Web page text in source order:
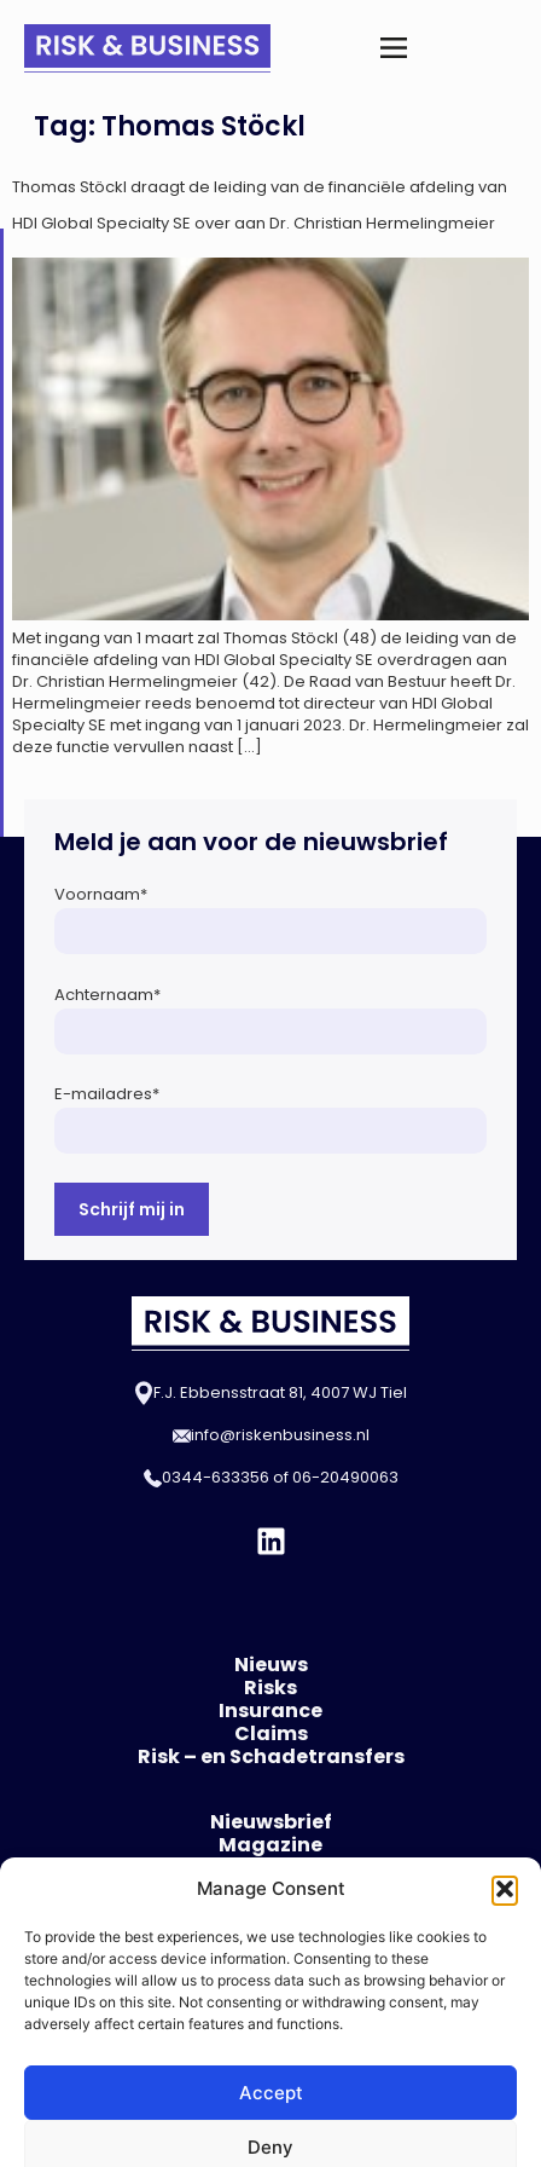
Manage Consent
To provide the best experiences, we use technologies like cookies to
store and/or access device information. Consenting to these
technologies will allow us to process data such as browsing behavior or
unique IDs on this site. Not consenting or withdrawing consent, may
adversely affect certain features and functions.
Accept
Deny
Tag: Thomas Stöckl
Thomas Stöckl draagt de leiding van de financiële afdeling van
HDI Global Specialty SE over aan Dr. Christian Hermelingmeier
Met ingang van 1 maart zal Thomas Stöckl (48) de leiding van de
financiële afdeling van HDI Global Specialty SE overdragen aan
Dr. Christian Hermelingmeier (42). De Raad van Bestuur heeft Dr.
Hermelingmeier reeds benoemd tot directeur van HDI Global
Specialty SE met ingang van 1 januari 2023. Dr. Hermelingmeier zal
deze functie vervullen naast […]
Meld je aan voor de nieuwsbrief
Voornaam*
Achternaam*
E-mailadres*
F.J. Ebbensstraat 81, 4007 WJ Tiel
info@riskenbusiness.nl
0344-633356 of06-20490063
Nieuws
Risks
Insurance
Claims
Risk – en Schadetransfers
Nieuwsbrief
Magazine
Over
Algemene voorwaarden
Cookie beleid
Ik wil adverteren